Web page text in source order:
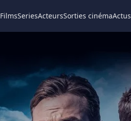
FilmsSeriesActeursSorties cinémaActus